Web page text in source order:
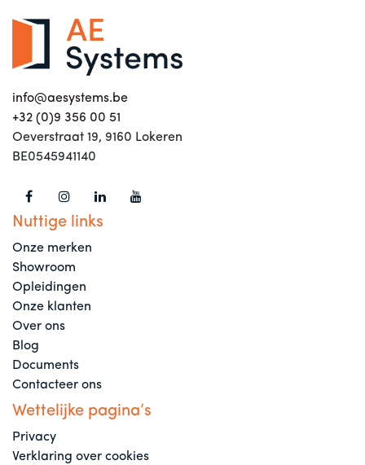
info@aesystems.be
+32 (0)9 356 00 51
Oeverstraat 19, 9160 Lokeren
BE0545941140
Nuttige links
Onze merken
Showroom
Opleidingen
Onze klanten
Over ons
Blog
Documents
Contacteer ons
Wettelijke pagina’s
Privacy
Verklaring over cookies